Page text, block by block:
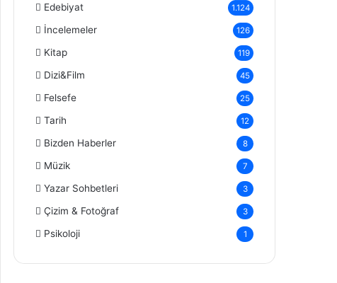
Edebiyat 1.124
İncelemeler 126
Kitap 119
Dizi&Film 45
Felsefe 25
Tarih 12
Bizden Haberler 8
Müzik 7
Yazar Sohbetleri 3
Çizim & Fotoğraf 3
Psikoloji 1